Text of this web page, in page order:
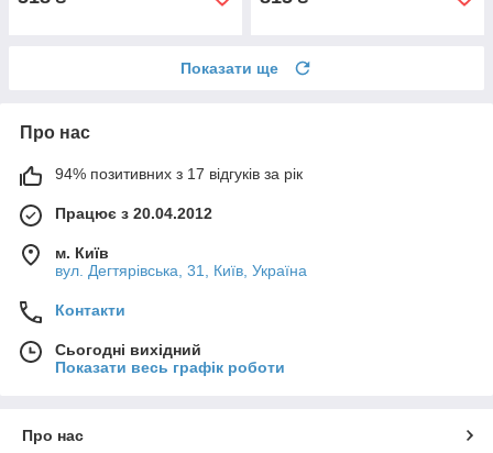
Показати ще
Про нас
94% позитивних з 17 відгуків за рік
Працює з 20.04.2012
м. Київ
вул. Дегтярівська, 31, Київ, Україна
Контакти
Сьогодні вихідний
Показати весь графік роботи
Про нас